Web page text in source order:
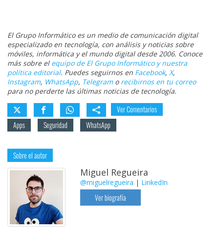
El Grupo Informático es un medio de comunicación digital
especializado en tecnología, con análisis y noticias sobre
móviles, informática y el mundo digital desde 2006. Conoce
más sobre el equipo de El Grupo Informático y nuestra
política editorial. Puedes seguirnos en Facebook, X,
Instagram, WhatsApp, Telegramo recibirnos en tu correo
para no perderte las últimas noticias de tecnología.
Ver Comentarios
Apps
Seguridad WhatsApp
Sobre el autor
Miguel Regueira
@miguelregueira | LinkedIn
Ver biografía